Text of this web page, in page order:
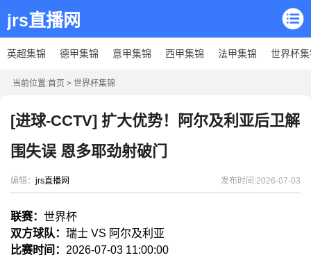
jrs直播网
英超集锦 德甲集锦 意甲集锦 西甲集锦 法甲集锦 世界杯
当前位置:首页 > 世界杯集锦
[进球-CCTV] 扩大优势！阿尔及利亚后卫解
围失误 恩多耶劲射破门
编辑： jrs直播网 发布时间:2026-07-03
联赛： 世界杯
双方球队： 瑞士 VS 阿尔及利亚
比赛时间： 2026-07-03 11:00:00